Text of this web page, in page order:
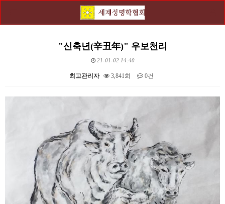
"신축년(辛丑年)" 우보천리
21-01-02 14:40
최고관리자 3,841회 0건